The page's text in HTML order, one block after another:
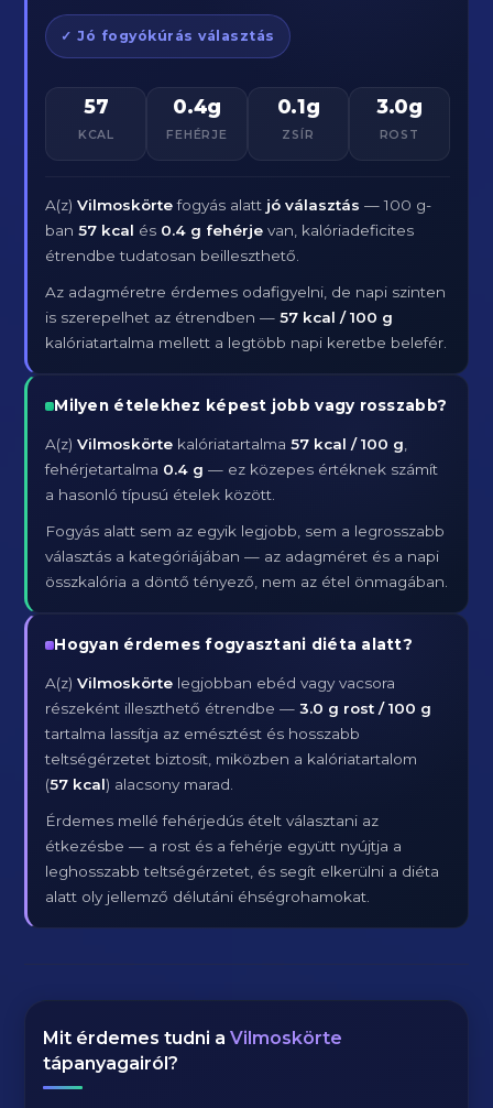
✓ Jó fogyókúrás választás
57
KCAL
0.4g
FEHÉRJE
0.1g
ZSÍR
3.0g
ROST
A(z)Vilmoskörtefogyás alatt jó választás — 100 g-
ban57 kcal és 0.4 g fehérje van, kalóriadeficites
étrendbe tudatosan beilleszthető.
Az adagméretre érdemes odafigyelni, de napi szinten
is szerepelhet az étrendben —57 kcal / 100 g
kalóriatartalma mellett a legtöbb napi keretbe belefér.
Milyen ételekhez képest jobb vagy rosszabb?
A(z)Vilmoskörte kalóriatartalma57 kcal / 100 g
fehérjetartalma 0.4 g — ez közepes értéknek számít
a hasonló típusú ételek között.
Fogyás alatt sem az egyik legjobb, sem a legrosszabb
választás a kategóriájában — az adagméret és a napi
összkalória a döntő tényező, nem az étel önmagában.
Hogyan érdemes fogyasztani diéta alatt?
A(z)Vilmoskörte legjobban ebéd vagy vacsora
részeként illeszthető étrendbe —3.0 g rost / 100 g
tartalma lassítja az emésztést és hosszabb
teltségérzetet biztosít, miközben a kalóriatartalom
(57 kcal) alacsony marad.
Érdemes mellé fehérjedús ételt választani az
étkezésbe — a rost és a fehérje együtt nyújtja a
leghosszabb teltségérzetet, és segít elkerülni a diéta
alatt oly jellemző délutáni éhségrohamokat.
Mit érdemes tudni aVilmoskörte
tápanyagairól?